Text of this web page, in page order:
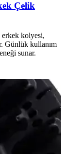
Çelik
kolyesi,
Günlük kullanım
sunar.